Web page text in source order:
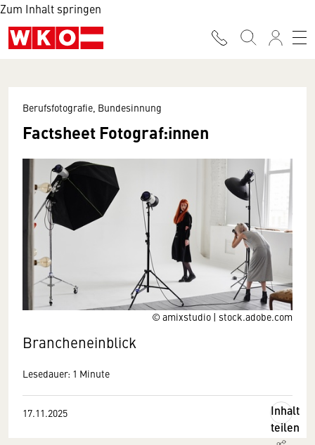
Zum Inhalt springen
© amixstudio | stock.adobe.com
Berufsfotografie, Bundesinnung
Factsheet Fotograf:innen
Brancheneinblick
Lesedauer: 1 Minute
17.11.2025
Inhalt
teilen